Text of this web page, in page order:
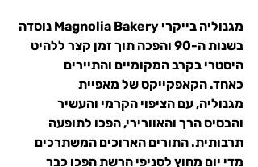
מגנוליה בייקרי Magnolia Bakery נוסדה
בשנות ה-90 והפכה תוך זמן קצר ללהיט
היסטרי בקרב המקומיים והתיירים
כאחד. הקאפקייקס של מאפיית
מגנוליה, עם הציפוי הקרמי והעשיר
והבסיס הרך והאוורירי, הפכו לתופעה
תרבותית. התורים הארוכים המשתרכים
מדי יום מחוץ לסניפי הרשת הפכו כבר